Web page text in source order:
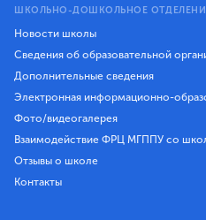
ШКОЛЬНО-ДОШКОЛЬНОЕ
Новости школы
Сведения об образовательной
Дополнительные сведения
Электронная информационно-
Фото/видеогалерея
Взаимодействие ФРЦ МГППУ со
Отзывы о школе
Контакты